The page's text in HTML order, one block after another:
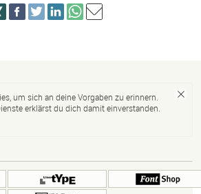
um sich an deine Vorgaben zu erinnern.
erklärst du dich damit einverstanden.